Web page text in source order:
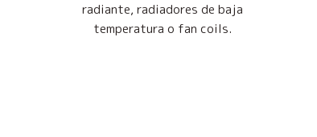
radiante, radiadores de baja
temperatura o fan coils.